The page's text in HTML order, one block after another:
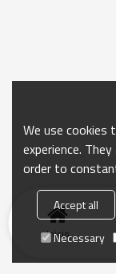
Inicio
We use cookies
experience.
order to
Accept all
Necessary